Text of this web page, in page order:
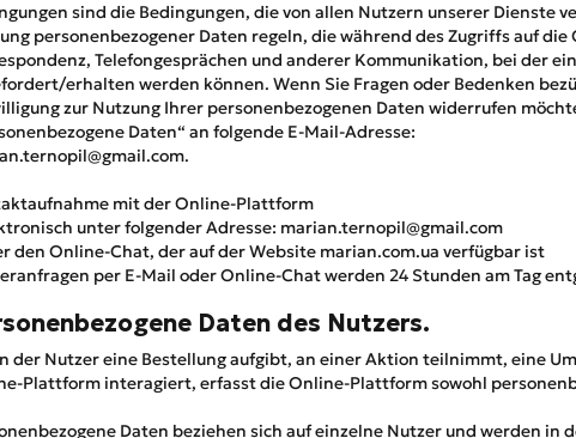
sind die Bedingungen, die von allen Nutzern unserer Dienste
personenbezogener Daten regeln, die während des Zugriffs auf
Telefongesprächen und anderer Kommunikation, bei der
erhalten werden können. Wenn Sie Fragen oder Bedenken
zur Nutzung Ihrer personenbezogenen Daten widerrufen
Daten“ an folgende E-Mail-Adresse:
mit der Online-Plattform
unter folgender Adresse: marian.ternopil@gmail.com
den Online-Chat, der auf der Website marian.com.ua verfügbar ist
per E-Mail oder Online-Chat werden 24 Stunden am Tag
Daten des Nutzers.
der Nutzer eine Bestellung aufgibt, an einer Aktion teilnimmt, eine
Plattform interagiert, erfasst die Online-Plattform sowohl
Daten beziehen sich auf einzelne Nutzer und werden in